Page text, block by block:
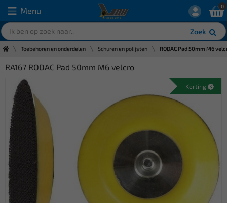
Menu
Zoek
0
Toebehoren en onderdelen Schuren en polijsten RODAC Pad 50mm M6
RA167 RODAC Pad 50mm M6 velcro
Korting